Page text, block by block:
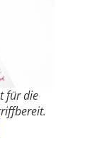
für die